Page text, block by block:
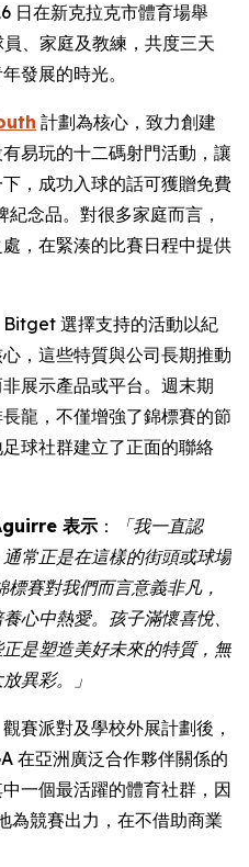
日在新克拉克市體育場舉
、家庭及教練，共度三天
發展的時光。
計劃為核心，致力創建
易玩的十二碼射門活動，讓
，成功入球的話可獲贈免費
念品。對很多家庭而言，
，在緊湊的比賽日程中提供
選擇支持的活動以紀
，這些特質與公司長期推動
展示產品或平台。週末期
龍，不僅增強了錦標賽的節
球社群建立了正面的聯絡
表示 ：
「我一直認
常正是在這樣的街頭或球場
賽對我們而言意義非凡，
心中熱愛。孩子滿懷喜悅、
是塑造美好未來的特質，無
異彩。」
賽派對及學校外展計劃後，
在亞洲廣泛合作夥伴關係的
一個最活躍的體育社群，因
為競賽出力，在不借助商業